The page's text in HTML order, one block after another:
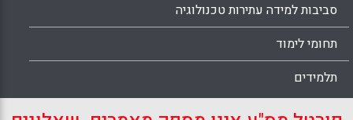
סביבות למידה עתירות טכנולוגיה
תחומי לימוד
תלמידים